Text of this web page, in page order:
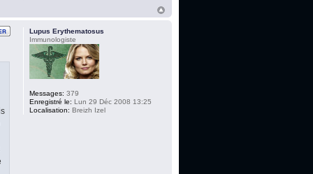
Lupus Erythematosus
Immunologiste
Messages: 379
Enregistré le: Lun 29 Déc 2008 13:25
Localisation: Breizh Izel